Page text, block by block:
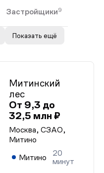
Застройщики9
Показать ещё
Митинский
лес
От 9,3 до
32,5 млн ₽
Москва, СЗАО,
Митино
Митино
20
минут